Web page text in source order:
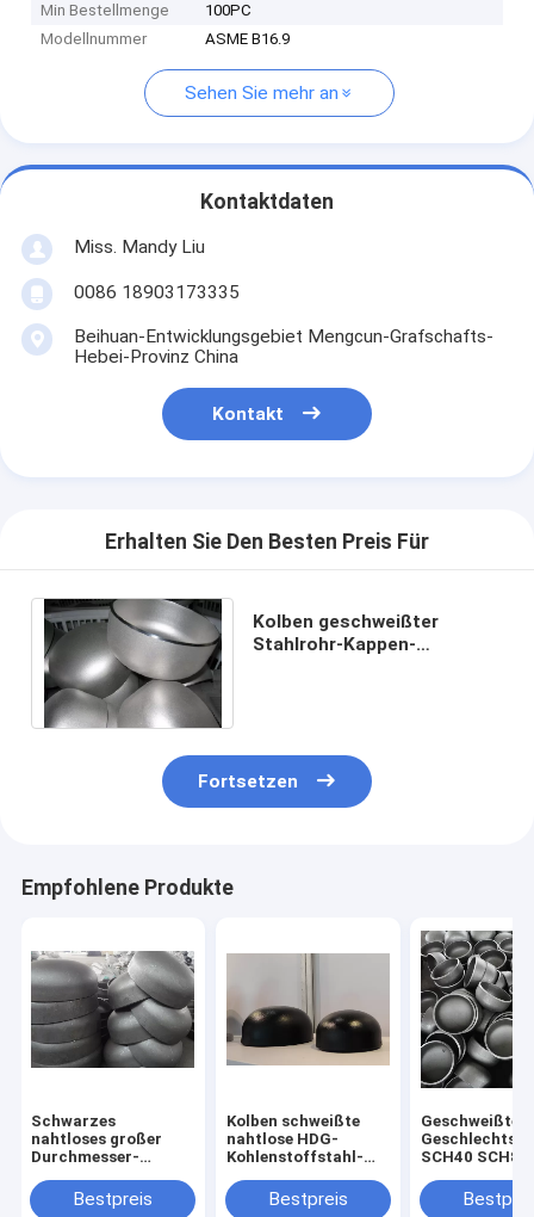
Min Bestellmenge
100PC
Modellnummer
ASME B16.9
Sehen Sie mehr an
Kontaktdaten
Miss. Mandy Liu
0086 18903173335
Beihuan-Entwicklungsgebiet Mengcun-Grafschafts-
Hebei-Provinz China
Kontakt
Erhalten Sie Den Besten Preis Für
Kolben geschweißter
Stahlrohr-Kappen-
Fortsetzen
Empfohlene Produkte
Schwarzes
nahtloses großer
Durchmesser-
bedeckt ANSI B16.9
SCH40 SCH80 mit
Bestpreis
Kolben schweißte
nahtlose HDG-
Kohlenstoffstahl-
Schwarz-Farbe
2mm-25mm
Bestpreis
Geschweißte
SCH40 SCH80
schwarze
ASME B16.9